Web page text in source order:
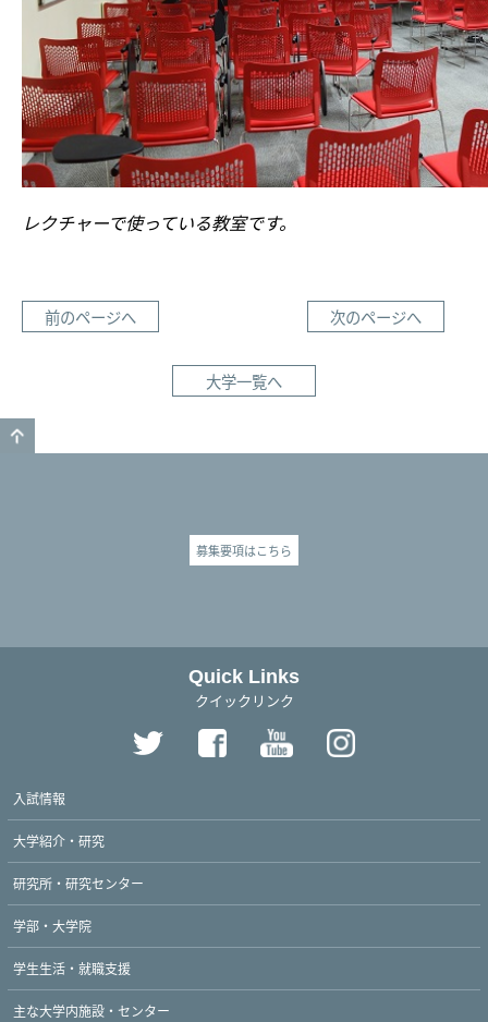
レクチャーで使っている教室です。
前のページへ 次のページへ
大学一覧へ
募集要項はこちら
Quick Links
クイックリンク
入試情報
大学紹介・研究
研究所・研究センター
学部・大学院
学生生活・就職支援
主な大学内施設・センター